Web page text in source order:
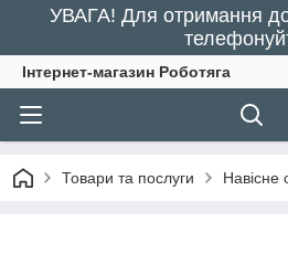
УВАГА! Для отримання
Інтернет-магазин Роботяга
Товари та послуги Навісне